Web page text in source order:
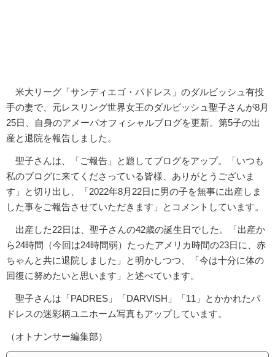
米大リーグ「サンディエゴ・パドレス」のダルビッシュ有投
手の妻で、元レスリング世界女王のダルビッシュ聖子さんが8月
25日、自身のアメーバオフィシャルブログを更新。第5子の出
産と退院を報告しました。
聖子さんは、「ご報告」と題してブログをアップ。「いつも
私のブログに来てくださっている皆様、ありがとうございま
す」と切り出し、「2022年8月22日に男の子を無事に出産しま
した事をご報告させていただきます」とコメントしています。
出産した22日は、聖子さんの42歳の誕生日でした。「出産か
ら24時間（今回は24時間弱）たったアメリカ時間の23日に、赤
ちゃんと共に退院しました」と明かしつつ、「今は十分に体の
回復に努めたいと思います」と述べています。
聖子さんは「PADRES」「DARVISH」「11」とかかれたパ
ドレスの迷彩柄ユニホーム写真もアップしています。
（オトナンサー編集部）